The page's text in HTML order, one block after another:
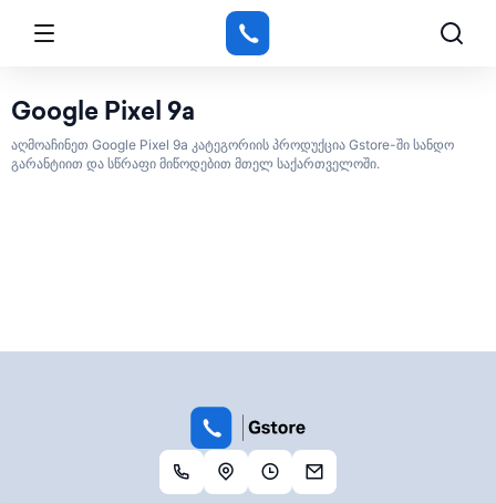
Google Pixel 9a
აღმოაჩინეთ Google Pixel 9a კატეგორიის პროდუქცია Gstore-ში სანდო
გარანტიით და სწრაფი მიწოდებით მთელ საქართველოში.